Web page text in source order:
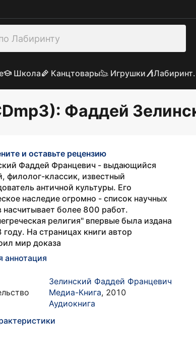
Школа Канцтовары Игрушки
: Фаддей
и оставьте рецензию
Фаддей Францевич - выдающийся
филолог-классик, известный
античной культуры. Его
наследие огромно - список научных
насчитывает более 800 работ.
религия" впервые была издана
На страницах книги автор
мир доказа
аннотация
Зелинский Фаддей Францевич
Медиа-Книга, 2010
Аудиокнига